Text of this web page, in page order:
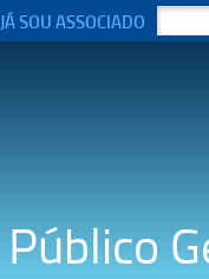
JÁ SOU ASSOCIADO
Público